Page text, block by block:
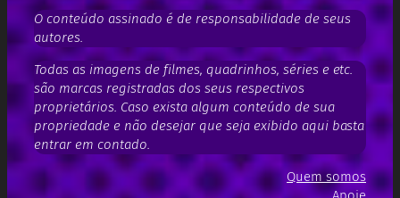
O conteúdo assinado é de responsabilidade de seus
autores.
Todas as imagens de filmes, quadrinhos, séries e etc.
são marcas registradas dos seus respectivos
proprietários. Caso exista algum conteúdo de sua
propriedade e não desejar que seja exibido aqui basta
entrar em contado.
Quem somos